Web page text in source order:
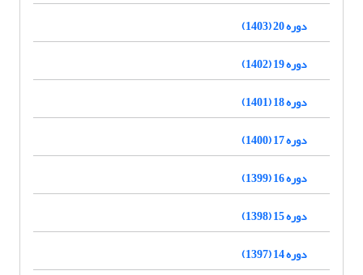
دوره 20 (1403)
دوره 19 (1402)
دوره 18 (1401)
دوره 17 (1400)
دوره 16 (1399)
دوره 15 (1398)
دوره 14 (1397)